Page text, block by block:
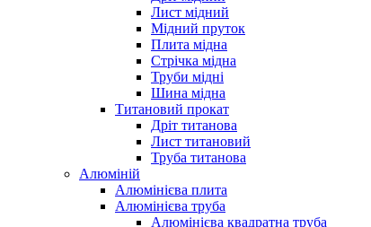
Лист мідний
Мідний пруток
Плита мідна
Стрічка мідна
Труби мідні
Шина мідна
Титановий прокат
Дріт титанова
Лист титановий
Труба титанова
Алюміній
Алюмінієва плита
Алюмінієва труба
Алюмінієва квадратна труба